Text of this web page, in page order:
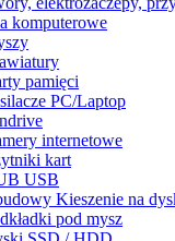
komputerowe
pamięci
PC/Laptop
internetowe
kart
USB
Kieszenie na
pod mysz